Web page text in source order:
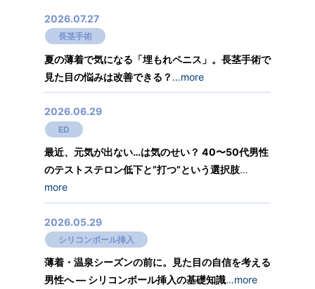
2026.07.27
長茎手術
夏の薄着で気になる「埋もれペニス」。長茎手術で
見た目の悩みは改善できる？ …more
2026.06.29
ED
最近、元気が出ない…は気のせい？ 40〜50代男性
のテストステロン低下と”打つ”という選択肢…
more
2026.05.29
シリコンボール挿入
薄着・温泉シーズンの前に。見た目の自信を考える
男性へ ― シリコンボール挿入の基礎知識…more